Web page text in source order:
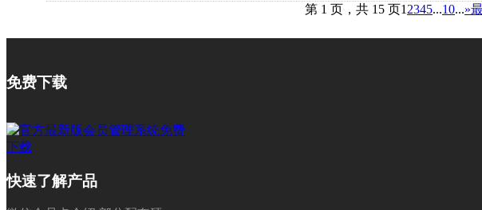
第 1 页，共 15 页1 2345...10...»
免费下载
快速了解产品